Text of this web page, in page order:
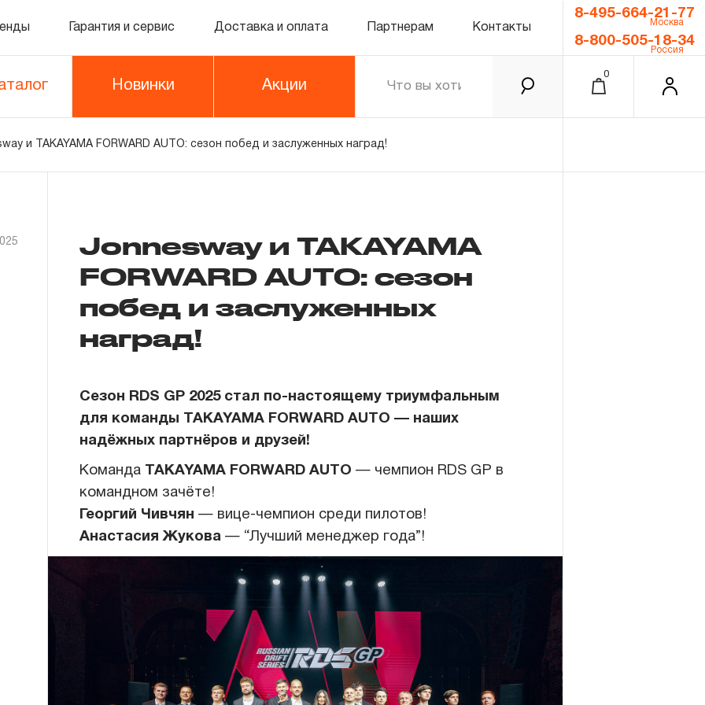
Гарантия и сервис Доставка и оплата Партнерам Контакты
8-495-664-21-77
Москва
8-800-505-18-34
Россия
Новинки Акции
0
и TAKAYAMA FORWARD AUTO: сезон побед и заслуженных наград!
Jonnesway и TAKAYAMA
FORWARD AUTO: сезон
побед и заслуженных
наград!
Сезон RDS GP 2025 стал по-настоящему триумфальным
для команды TAKAYAMA FORWARD AUTO — наших
надёжных партнёров и друзей!
Команда TAKAYAMA FORWARD AUTO — чемпион RDS GP в
командном зачёте!
Георгий Чивчян — вице-чемпион среди пилотов!
Анастасия Жукова — “Лучший менеджер года”!